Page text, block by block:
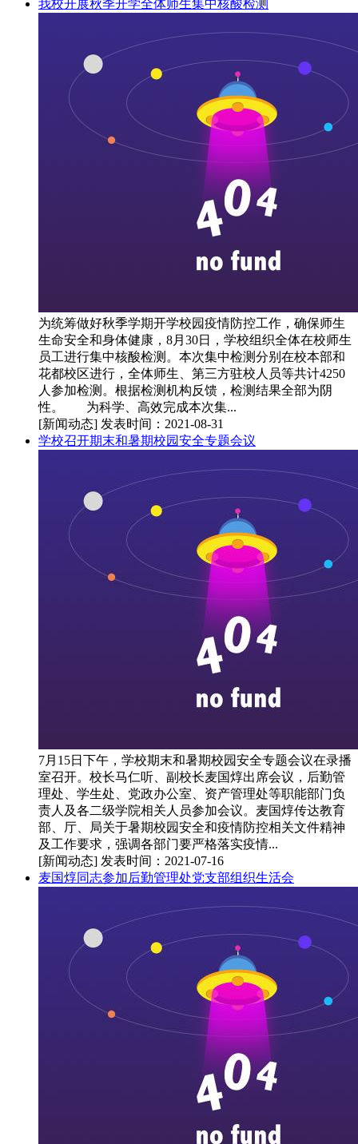
我校开展秋季开学全体师生集中核酸检测
为统筹做好秋季学期开学校园疫情防控工作，确保师生
生命安全和身体健康，8月30日，学校组织全体在校师生
员工进行集中核酸检测。本次集中检测分别在校本部和
花都校区进行，全体师生、第三方驻校人员等共计4250
人参加检测。根据检测机构反馈，检测结果全部为阴
性。 为科学、高效完成本次集...
[新闻动态] 发表时间：2021-08-31
学校召开期末和暑期校园安全专题会议
7月15日下午，学校期末和暑期校园安全专题会议在录播
室召开。校长马仁听、副校长麦国焞出席会议，后勤管
理处、学生处、党政办公室、资产管理处等职能部门负
责人及各二级学院相关人员参加会议。麦国焞传达教育
部、厅、局关于暑期校园安全和疫情防控相关文件精神
及工作要求，强调各部门要严格落实疫情...
[新闻动态] 发表时间：2021-07-16
麦国焞同志参加后勤管理处党支部组织生活会